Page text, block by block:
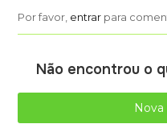
Por favor, entrar para
Não encontrou o
Nova